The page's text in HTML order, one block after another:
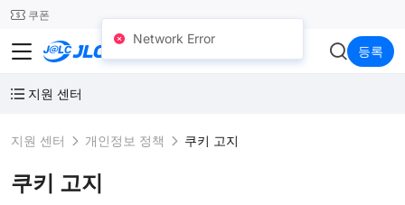
24SMT 쿠폰
JLC3DP 등록
지원 센터
지원 센터 개인정보 정책 쿠키 고지
쿠키 고지
Network Error